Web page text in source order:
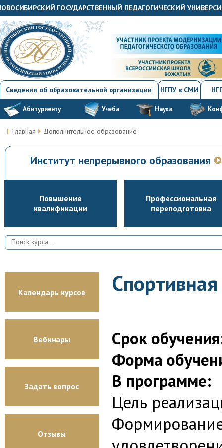
ГОСУДАРСТВЕННЫЙ ПЕДАГОГИЧЕСКИЙ
Сведения об образовательной организации НГПУ в СМИ
Абитуриенту Учеба Наука
Главная Дополнительное образование
Институт непрерывного образования
Повышение
квалификации
Профессиональная
переподготовка
Календарь курсов
Вебинары
Задать вопрос
Отзывы
Срок
Форма
В программе:
Цель